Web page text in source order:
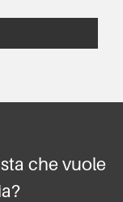
che vuole